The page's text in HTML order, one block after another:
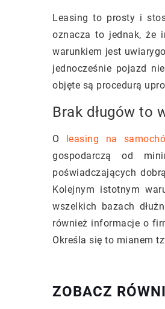
Leasing to prosty i
oznacza to jednak, że
warunkiem jest
jednocześnie pojazd
objęte są procedurą
Brak długów to
O leasing na
gospodarczą od
poświadczających
Kolejnym istotnym
wszelkich bazach
również informacje o
Określa się to mianem
ZOBACZ